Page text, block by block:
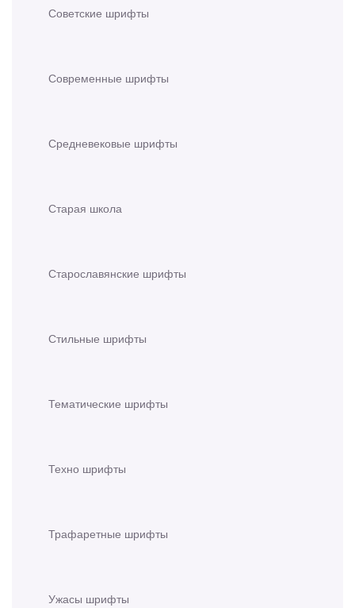
Советские шрифты
Современные шрифты
Средневековые шрифты
Старая школа
Старославянские шрифты
Стильные шрифты
Тематические шрифты
Техно шрифты
Трафаретные шрифты
Ужасы шрифты